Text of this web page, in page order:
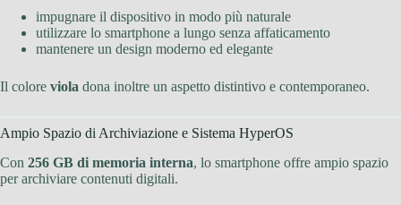
impugnare il dispositivo in modo più naturale
utilizzare lo smartphone a lungo senza affaticamento
mantenere un design moderno ed elegante
Il colore viola dona inoltre un aspetto distintivo e contemporaneo.
Ampio Spazio di Archiviazione e Sistema HyperOS
Con 256 GB di memoria interna, lo smartphone offre ampio spazio
per archiviare contenuti digitali.